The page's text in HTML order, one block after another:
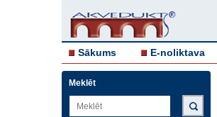
Sākums E-noliktava
Meklēt